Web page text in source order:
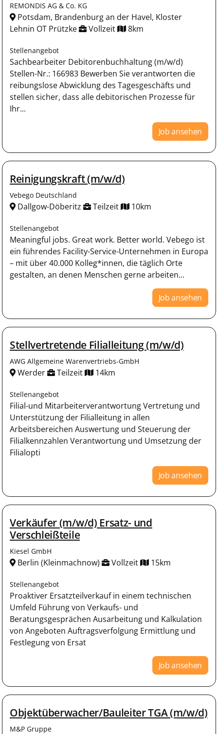
REMONDIS AG & Co. KG
Potsdam, Brandenburg an der Havel, Kloster
Lehnin OT Prützke
Vollzeit 8km
Stellenangebot
Sachbearbeiter Debitorenbuchhaltung (m/w/d)
Stellen-Nr.: 166983 Bewerben Sie verantworten die
reibungslose Abwicklung des Tagesgeschäfts und
stellen sicher, dass alle debitorischen Prozesse für
Ihr...
Job ansehen
Reinigungskraft (m/w/d)
Vebego Deutschland
Dallgow-Döberitz Teilzeit 10km
Stellenangebot
Meaningful jobs. Great work. Better world. Vebego ist
ein führendes Facility-Service-Unternehmen in Europa
– mit über 40.000 Kolleg*innen, die täglich Orte
gestalten, an denen Menschen gerne arbeiten...
Job ansehen
Stellvertretende Filialleitung (m/w/d)
AWG Allgemeine Warenvertriebs-GmbH
Werder Teilzeit 14km
Stellenangebot
Filial-und Mitarbeiterverantwortung Vertretung und
Unterstützung der Filialleitung in allen
Arbeitsbereichen Auswertung und Steuerung der
Filialkennzahlen Verantwortung und Umsetzung der
Filialopti
Job ansehen
Verkäufer (m/w/d) Ersatz- und
Verschleißteile
Kiesel GmbH
Berlin (Kleinmachnow) Vollzeit 15km
Stellenangebot
Proaktiver Ersatzteilverkauf in einem technischen
Umfeld Führung von Verkaufs- und
Beratungsgesprächen Ausarbeitung und Kalkulation
von Angeboten Auftragsverfolgung Ermittlung und
Festlegung von Ersat
Job ansehen
Objektüberwacher/Bauleiter TGA (m/w/d)
M&P Gruppe